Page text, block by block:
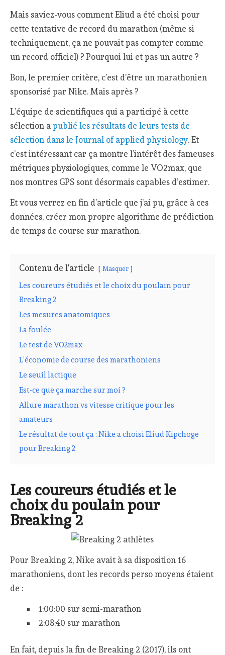
Mais saviez-vous comment Eliud a été choisi pour
cette tentative de record du marathon (même si
techniquement, ça ne pouvait pas compter comme
un record officiel) ? Pourquoi lui et pas un autre ?
Bon, le premier critère, c’est d’être un marathonien
sponsorisé par Nike. Mais après ?
L’équipe de scientifiques qui a participé à cette
sélection apublié les résultats de leurs tests de
sélection dans le Journal of applied physiology. Et
c’est intéressant car ça montre l’intérêt des fameuses
métriques physiologiques, comme le VO2max, que
nos montres GPS sont désormais capables d’estimer.
Et vous verrez en fin d’article que j’ai pu, grâce à ces
données, créer mon propre algorithme de prédiction
de temps de course sur marathon.
Contenu de l'article Masquer
Les coureurs étudiés et le choix du poulain pour
Breaking 2
Les mesures anatomiques
La foulée
Le test de VO2max
L’économie de course des marathoniens
Le seuil lactique
Est-ce que ça marche sur moi ?
Allure marathon vs vitesse critique pour les
amateurs
Le résultat de tout ça : Nike a choisi Eliud Kipchoge
pour Breaking 2
Les coureurs étudiés et le
choix du poulain pour
Breaking 2
Pour Breaking 2, Nike avait à sa disposition 16
marathoniens, dont les records perso moyens étaient
de :
1:00:00 sur semi-marathon
2:08:40 sur marathon
En fait, depuis la fin de Breaking 2 (2017), ils ont